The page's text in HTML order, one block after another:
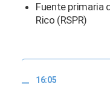
Fuente primaria
Rico (RSPR)
16:05